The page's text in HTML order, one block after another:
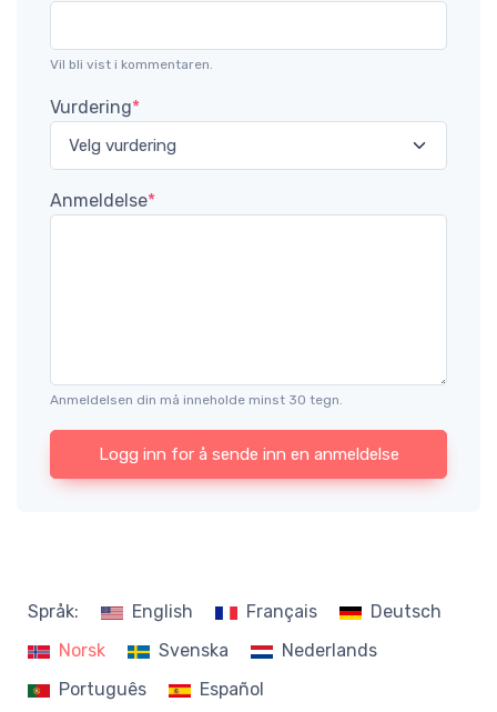
Vil bli vist i kommentaren.
Vurdering*
Anmeldelse*
Anmeldelsen din må inneholde minst 30 tegn.
Logg inn for å sende inn en anmeldelse
Språk: English Français
Deutsch
Norsk
Svenska
Nederlands
Português
Español